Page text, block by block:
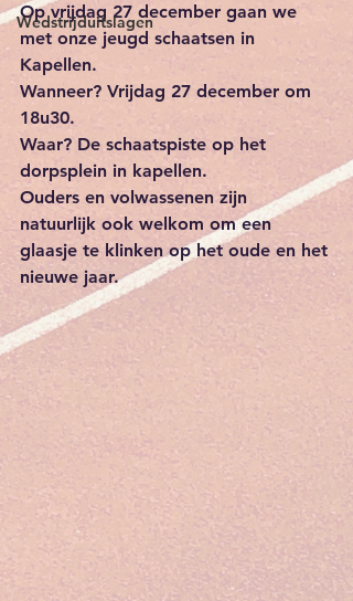
Wedstrijduitslagen
Op vrijdag 27 december gaan we
met onze jeugd schaatsen in
Kapellen.
Wanneer? Vrijdag 27 december om
18u30.
Waar? De schaatspiste op het
dorpsplein in kapellen.
Ouders en volwassenen zijn
natuurlijk ook welkom om een
glaasje te klinken op het oude en het
nieuwe jaar.